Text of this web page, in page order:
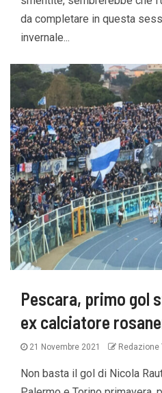
da completare in questa
invernale...
Pescara, primo gol
ex calciatore
21 Novembre 2021
Non basta il gol di Nicola